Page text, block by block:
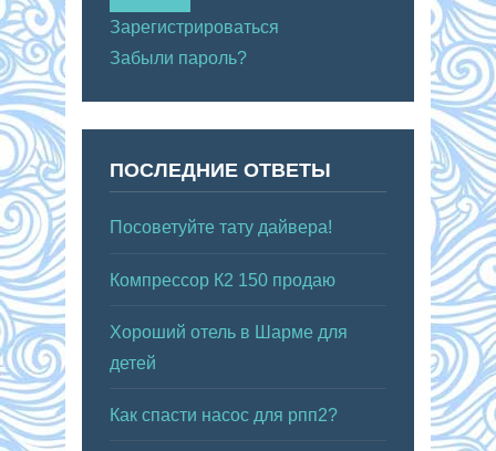
Зарегистрироваться
Забыли пароль?
ПОСЛЕДНИЕ ОТВЕТЫ
Посоветуйте тату дайвера!
Компрессор К2 150 продаю
Хороший отель в Шарме для
детей
Как спасти насос для рпп2?